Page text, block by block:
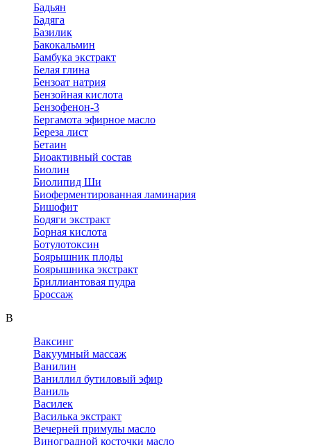
Бадьян
Бадяга
Базилик
Бакокальмин
Бамбука экстракт
Белая глина
Бензоат натрия
Бензойная кислота
Бензофенон-3
Бергамота эфирное масло
Береза лист
Бетаин
Биоактивный состав
Биолин
Биолипид Ши
Биоферментированная ламинария
Бишофит
Бодяги экстракт
Борная кислота
Ботулотоксин
Боярышник плоды
Боярышника экстракт
Бриллиантовая пудра
Броссаж
В
Ваксинг
Вакуумный массаж
Ванилин
Ваниллил бутиловый эфир
Ваниль
Василек
Василька экстракт
Вечерней примулы масло
Виноградной косточки масло